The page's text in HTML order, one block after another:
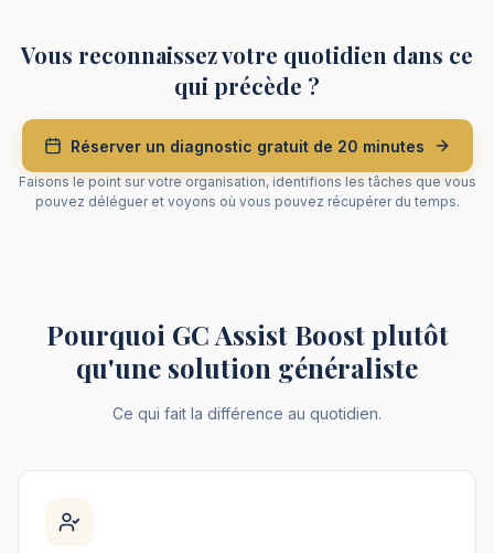
Vous reconnaissez votre quotidien dans ce
qui précède ?
Réserver un diagnostic gratuit de 20 minutes
Faisons le point sur votre organisation, identifions les tâches que vous
pouvez déléguer et voyons où vous pouvez récupérer du temps.
Pourquoi GC Assist Boost plutôt
qu'une solution généraliste
Ce qui fait la différence au quotidien.